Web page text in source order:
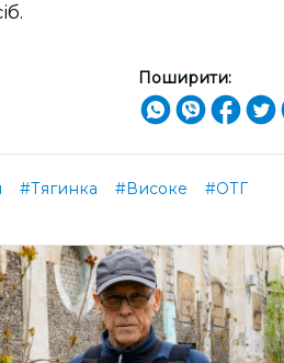
Поширити:
#Тягинка #Високе #ОТГ